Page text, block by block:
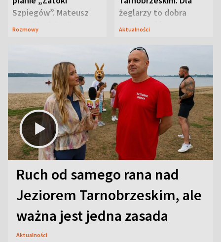
Szpiegów”. Mateusz
Janicki odsłonił
Rozmowy
żeglarzy to dobra
wiadomość
Aktualności
Ruch od samego rana nad
Jeziorem Tarnobrzeskim, ale
ważna jest jedna zasada
Aktualności